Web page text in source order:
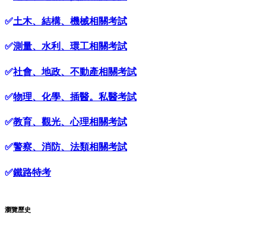
✅土木、結構、機械相關考試
✅測量、水利、環工相關考試
✅社會、地政、不動產相關考試
✅物理、化學、插醫。私醫考試
✅教育、觀光、心理相關考試
✅警察、消防、法類相關考試
✅鐵路特考
瀏覽歷史